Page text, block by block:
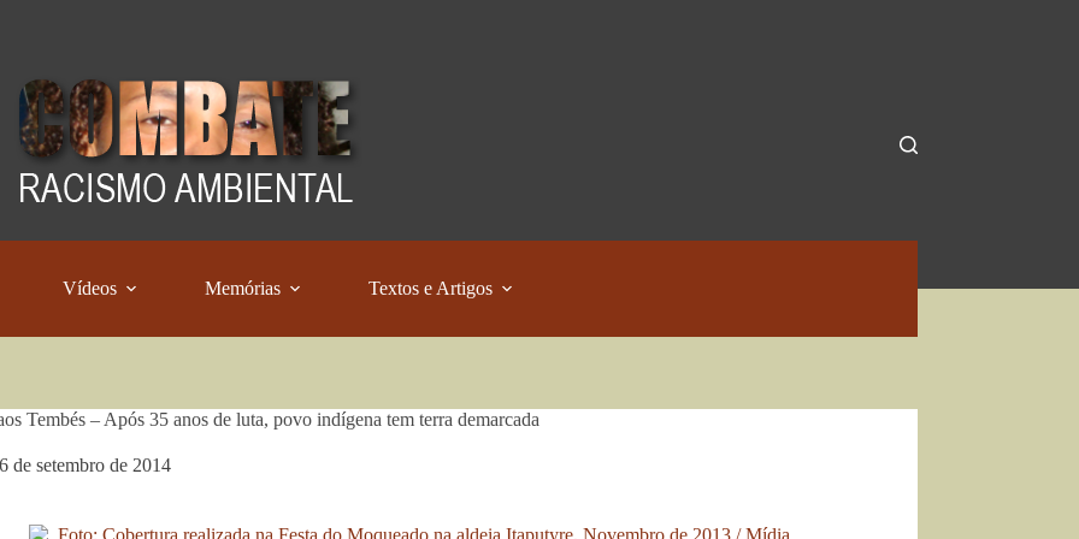
Vídeos Memórias Textos e Artigos
Tembés – Após 35 anos de luta, povo indígena tem terra demarcada
de setembro de 2014